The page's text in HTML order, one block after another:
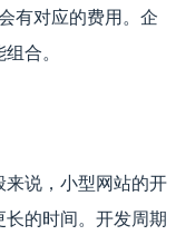
有对应的费用。企
合。
来说，小型网站的开
的时间。开发周期